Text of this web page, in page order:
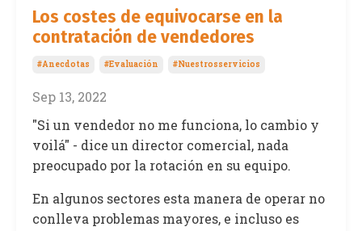
Los costes de equivocarse en la
contratación de vendedores
#anecdotas #evaluación #nuestrosservicios
Sep 13, 2022
"Si un vendedor no me funciona, lo cambio y
voilá" - dice un director comercial, nada
preocupado por la rotación en su equipo.
En algunos sectores esta manera de operar no
conlleva problemas mayores, e incluso es